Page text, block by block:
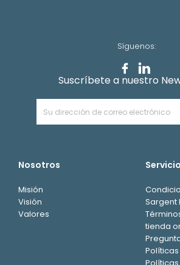
Nosotros
Misión
Visión
Valores
Sargent
tienda
Síguenos:
Suscríbete a nuestro